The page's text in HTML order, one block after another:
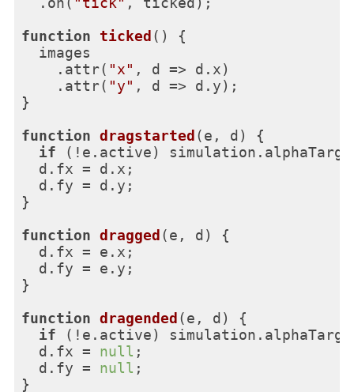
function
ticked ( ) {
  images
    .attr(
"x" , d => d.x)
    .attr(
"y" , d => d.y);
}
function dragstarted (e, d ) {
if (!e.active)
  d.fx = d.x;
  d.fy = d.y;
}
function dragged (e, d ) {
  d.fx = e.x;
  d.fy = e.y;
}
function dragended (e, d ) {
if (!e.active)
  d.fx =
null ;
  d.fy =
null ;